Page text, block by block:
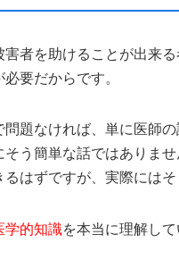
者を助けることが出来
要だからです。
問題なければ、単に医師
そう簡単な話ではありま
はずですが、実際にはそ
学的知識を本当に理解し